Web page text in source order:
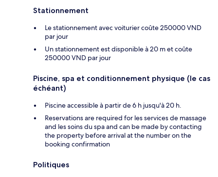
Stationnement
Le stationnement avec voiturier coûte 250000 VND
par jour
Un stationnement est disponible à 20 m et coûte
250000 VND par jour
Piscine, spa et conditionnement physique (le cas
échéant)
Piscine accessible à partir de 6 h jusqu'à 20 h.
Reservations are required for les services de massage
and les soins du spa and can be made by contacting
the property before arrival at the number on the
booking confirmation
Politiques